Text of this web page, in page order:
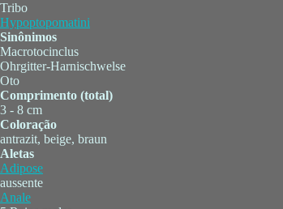
Tribo
Hypoptopomatini
Sinônimos
Macrotocinclus
Ohrgitter-Harnischwelse
Oto
Comprimento (total)
3 - 8 cm
Coloração
antrazit, beige, braun
Aletas
Adipose
aussente
Anale